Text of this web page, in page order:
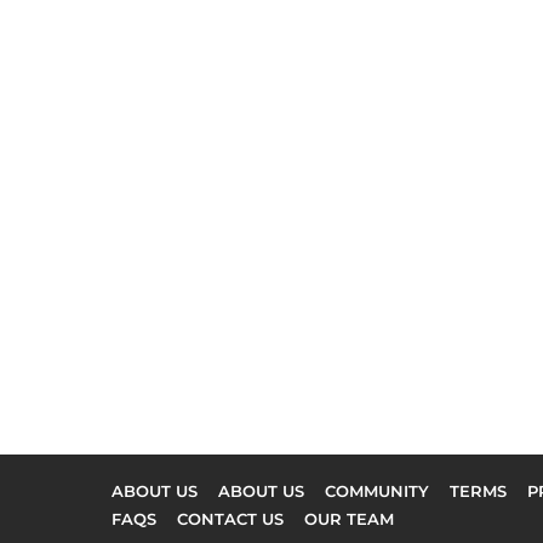
ABOUT US ABOUT US COMMUNITY TERMS
FAQS
CONTACT US OUR TEAM